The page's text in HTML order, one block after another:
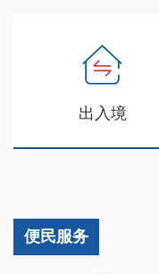
出入境
便民服务